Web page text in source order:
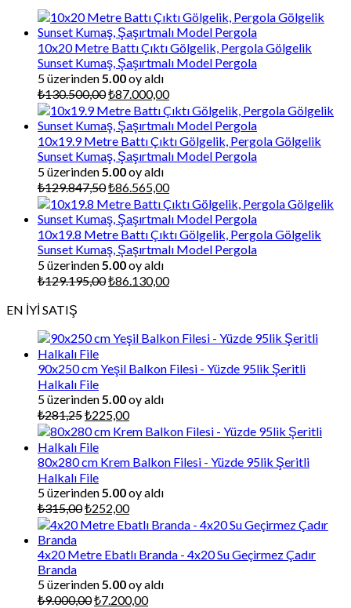
10x20 Metre Battı Çıktı Gölgelik, Pergola Gölgelik
Sunset Kumaş, Şaşırtmalı Model Pergola
5 üzerinden 5.00oy aldı
₺130.500,00Orijinal
fiyat:
₺130.500,00.
₺87.000,00Şu
andaki
fiyat:
₺87.000,00.
10x19.9 Metre Battı Çıktı Gölgelik, Pergola Gölgelik
Sunset Kumaş, Şaşırtmalı Model Pergola
5 üzerinden 5.00oy aldı
₺129.847,50Orijinal
fiyat:
₺129.847,50.
₺86.565,00Şu
andaki
fiyat:
₺86.565,00.
10x19.8 Metre Battı Çıktı Gölgelik, Pergola Gölgelik
Sunset Kumaş, Şaşırtmalı Model Pergola
5 üzerinden 5.00oy aldı
₺129.195,00Orijinal
₺86.130,00Şu
EN İYİ SATIŞ
90x250 cm Yeşil Balkon Filesi - Yüzde 95lik Şeritli
Halkalı File
5 üzerinden 5.00oy aldı
₺281,25Orijinal
fiyat:
₺281,25.
₺225,00Şu
andaki
₺225,00.
80x280 cm Krem Balkon Filesi - Yüzde 95lik Şeritli
Halkalı File
5 üzerinden 5.00oy aldı
₺315,00Orijinal
fiyat:
₺252,00Şu
andaki
₺252,00.
4x20 Metre Ebatlı Branda - 4x20 Su Geçirmez Çadır
Branda
5 üzerinden 5.00oy aldı
₺9.000,00Orijinal
₺7.200,00Şu